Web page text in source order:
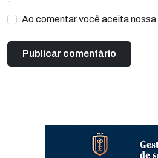
Ao comentar você aceita nossa